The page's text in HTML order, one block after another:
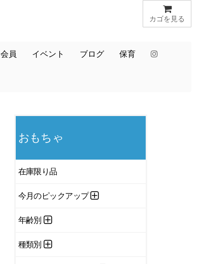
カゴを見る
会員 イベント ブログ 保育
おもちゃ
在庫限り品
今月のピックアップ
年齢別
種類別